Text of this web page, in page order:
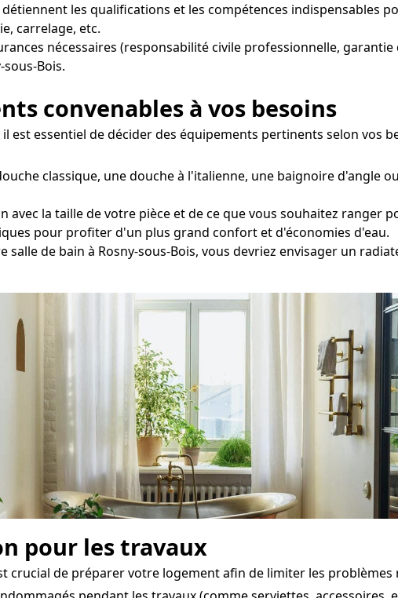
les qualifications et les compétences indispensables
carrelage, etc.
nécessaires (responsabilité civile professionnelle,
Bois.
convenables à vos besoins
est essentiel de décider des équipements pertinents selon vos
classique, une douche à l'italienne, une baignoire d'angle
avec la taille de votre pièce et de ce que vous souhaitez ranger
pour profiter d'un plus grand confort et d'économies d'eau.
de bain à Rosny-sous-Bois, vous devriez envisager un
pour les travaux
crucial de préparer votre logement afin de limiter les